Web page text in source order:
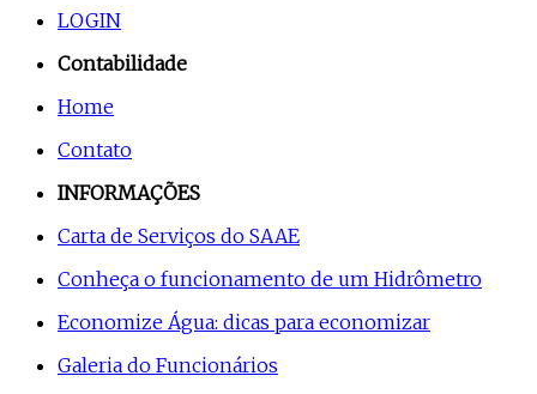
LOGIN
Contabilidade
Home
Contato
INFORMAÇÕES
Carta de Serviços do SAAE
Conheça o funcionamento de um Hidrômetro
Economize Água: dicas para economizar
Galeria do Funcionários